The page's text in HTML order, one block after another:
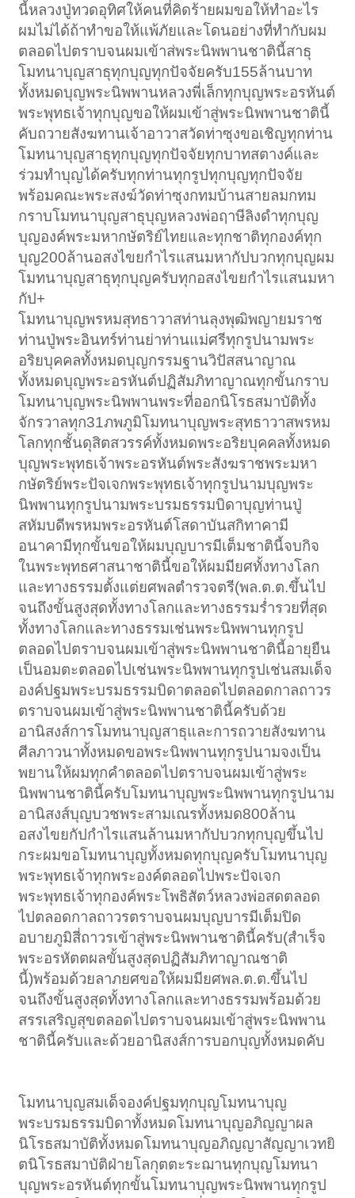
นี้หลวงปู่ทวดอุทิศให้คนที่คิดร้ายผมขอให้ทำอะไร
ผมไม่ได้ถ้าทำขอให้แพ้ภัยและโดนอย่างที่ทำกับผม
ตลอดไปตราบจนผมเข้าส่พระนิพพานชาตินี้สาธุ
โมทนาบุญสาธุทุกบุญทุกปัจจัยครับ155ล้านบาท
ทั้งหมดบุญพระนิพพานหลวงพี่เล็กทุกบุญพระอรหันต์
พระพุทธเจ้าทุกบุญขอให้ผมเข้าสู่พระนิพพานชาตินี้
คับถวายสังฆทานเจ้าอาวาสวัดท่าซุงขอเชิญทุกท่าน
โมทนาบุญสาธุทุกบุญทุกปัจจัยทุกบาทสตางค์และ
ร่วมทำบุญได้ครับทุกท่านทุกรูปทุกบุญทุกปัจจัย
พร้อมคณะพระสงฆ์วัดท่าซุงกทมบ้านสายลมกทม
กราบโมทนาบุญสาธุบุญหลวงพ่อฤาษีลิงดำทุกบุญ
บุญองค์พระมหากษัตริย์ไทยและทุกชาติทุกองค์ทุก
บุญ200ล้านอสงไขยกำไรแสนมหากัปบวกทุกบุญผม
โมทนาบุญสาธุทุกบุญครับทุกอสงไขยกำไรแสนมหา
กัป+
โมทนาบุญพรหมสุทธาวาสท่านลุงพุฒิพญายมราช
ท่านปู่พระอินทร์ท่านย่าท่านแม่ศรีทุกรูปนามพระ
อริยบุคคลทั้งหมดบุญกรรมฐานวิปัสสนาญาณ
ทั้งหมดบุญพระอรหันต์ปฏิสัมภิทาญาณทุกขั้นกราบ
โมทนาบุญพระนิพพานพระที่ออกนิโรธสมาบัติทั้ง
จักรวาลทุก31ภพภูมิโมทนาบุญพระสุทธาวาสพรหม
โลกทุกชั้นดุสิตสวรรค์ทั้งหมดพระอริยบุคคลทั้งหมด
บุญพระพุทธเจ้าพระอรหันต์พระสังฆราชพระมหา
กษัตริย์พระปัจเจกพระพุทธเจ้าทุกรูปนามบุญพระ
นิพพานทุกรูปนามพระบรมธรรมบิดาบุญท่านปู่
สหัมบดีพรหมพระอรหันต์โสดาบันสกิทาคามี
อนาคามีทุกขั้นขอให้ผมบุญบารมีเต็มชาตินี้จบกิจ
ในพระพุทธศาสนาชาตินี้ขอให้ผมมียศทั้งทางโลก
และทางธรรมตั้งแต่ยศพลตำรวจตรี(พล.ต.ต.ขึ้นไป
จนถึงขั้นสูงสุดทั้งทางโลกและทางธรรมร่ำรวยที่สุด
ทั้งทางโลกและทางธรรมเช่นพระนิพพานทุกรูป
ตลอดไปตราบจนผมเข้าสู่พระนิพพานชาตินี้อายุยืน
เป็นอมตะตลอดไปเช่นพระนิพพานทุกรูปเช่นสมเด็จ
องค์ปฐมพระบรมธรรมบิดาตลอดไปตลอดกาลถาวร
ตราบจนผมเข้าสู่พระนิพพานชาตินี้ครับด้วย
อานิสงส์การโมทนาบุญสาธุและการถวายสังฆทาน
ศีลภาวนาทั้งหมดขอพระนิพพานทุกรูปนามจงเป็น
พยานให้ผมทุกคำตลอดไปตราบจนผมเข้าสู่พระ
นิพพานชาตินี้ครับโมทนาบุญพระนิพพานทุกรูปนาม
อานิสงส์บุญบวชพระสามเณรทั้งหมด800ล้าน
อสงไขยกัปกำไรแสนล้านมหากัปบวกทุกบุญขึ้นไป
กระผมขอโมทนาบุญทั้งหมดทุกบุญครับโมทนาบุญ
พระพุทธเจ้าทุกพระองค์ตลอดไปพระปัจเจก
พระพุทธเจ้าทุกองค์พระโพธิสัตว์หลวงพ่อสดตลอด
ไปตลอดกาลถาวรตราบจนผมบุญบารมีเต็มปิด
อบายภูมิสี่ถาวรเข้าสู่พระนิพพานชาตินี้ครับ(สำเร็จ
พระอรหัตตผลขั้นสูงสุดปฏิสัมภิทาญาณชาติ
นี้)พร้อมด้วยลาภยศขอให้ผมมียศพล.ต.ต.ขึ้นไป
จนถึงขั้นสูงสุดทั้งทางโลกและทางธรรมพร้อมด้วย
สรรเสริญสุขตลอดไปตราบจนผมเข้าสู่พระนิพพาน
ชาตินี้ครับและด้วยอานิสงส์การบอกบุญทั้งหมดคับ
โมทนาบุญสมเด็จองค์ปฐมทุกบุญโมทนาบุญ
พระบรมธรรมบิดาทั้งหมดโมทนาบุญอภิญญาผล
นิโรธสมาบัติทั้งหมดโมทนาบุญอภิญญาสัญญาเวทยิ
ตนิโรธสมาบัติฝ่ายโลกุตตะระฌานทุกบุญโมทนา
บุญพระอรหันต์ทุกขั้นโมทนาบุญพระนิพพานทุกรูป